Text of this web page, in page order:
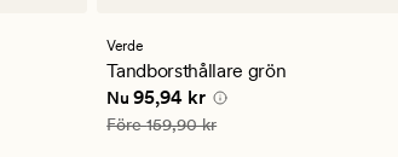
ett
genomsnittligt
betyg
på
5
Verde
Tandborsthållare grön
Nuvarande pris
Nu 95,94 kr
Ordinarie pris 159,90 kr
Före159,90 kr